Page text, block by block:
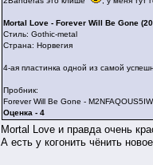
Mortal Love - Forever Will Be Gone
Стиль: Gothic-metal
Страна: Норвегия
4-ая пластинка одной из самой
Пробник:
Forever Will Be Gone -
Оценка - 4
Mortal Love и правда очень
А есть у когонить чёнить